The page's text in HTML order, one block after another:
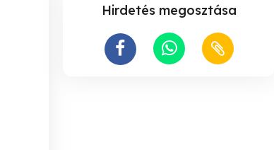
Hirdetés megosztása